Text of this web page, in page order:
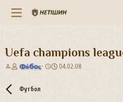
Uefa champions
А
о
Фόбоς
Д
04.02.08
Футбол